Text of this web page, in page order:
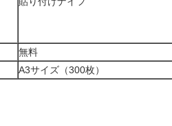
無料
A3サイズ（300枚）